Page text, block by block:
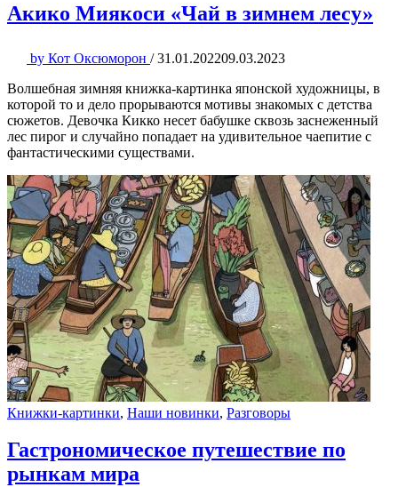
Акико Миякоси «Чай в зимнем лесу»
by Кот Оксюморон / 31.01.202209.03.2023
Волшебная зимняя книжка-картинка японской художницы, в
которой то и дело прорываются мотивы знакомых с детства
сюжетов. Девочка Кикко несет бабушке сквозь заснеженный
лес пирог и случайно попадает на удивительное чаепитие с
фантастическими существами.
Книжки-картинки, Наши новинки, Разговоры
Гастрономическое путешествие по
рынкам мира